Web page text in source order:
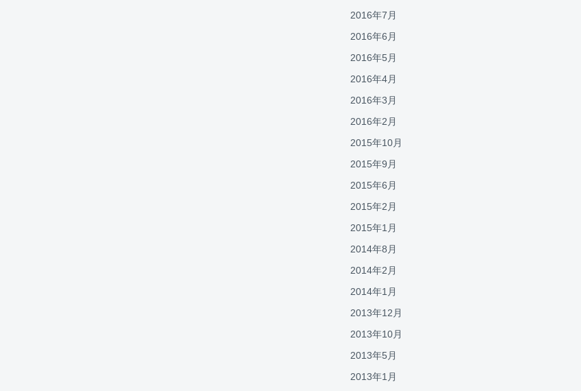
2016年7月
2016年6月
2016年5月
2016年4月
2016年3月
2016年2月
2015年10月
2015年9月
2015年6月
2015年2月
2015年1月
2014年8月
2014年2月
2014年1月
2013年12月
2013年10月
2013年5月
2013年1月